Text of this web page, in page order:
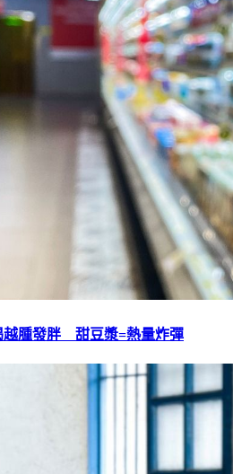
越腫發胖 甜豆漿=熱量炸彈